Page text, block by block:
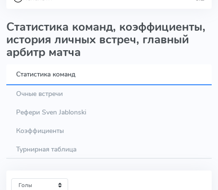
Статистика команд, коэффициенты,
история личных встреч, главный
арбитр матча
Статистика команд
Очные встречи
Рефери Sven Jablonski
Коэффициенты
Турнирная таблица